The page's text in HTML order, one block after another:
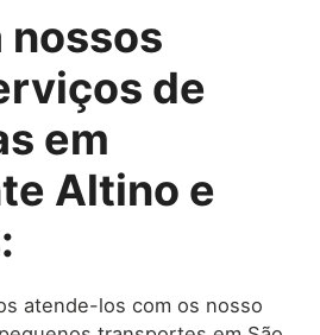
nossos
de
em
Altino e
atende-los com os nosso